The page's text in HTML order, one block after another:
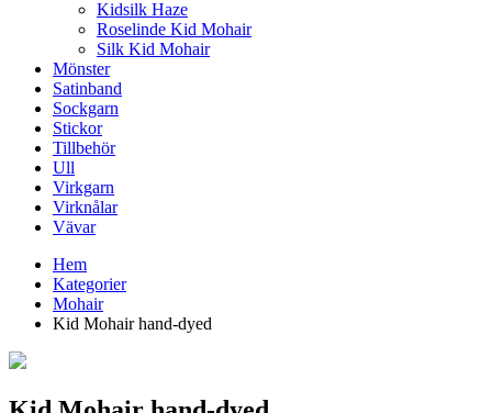
Kidsilk Haze
Roselinde Kid Mohair
Silk Kid Mohair
Mönster
Satinband
Sockgarn
Stickor
Tillbehör
Ull
Virkgarn
Virknålar
Vävar
Hem
Kategorier
Mohair
Kid Mohair hand-dyed